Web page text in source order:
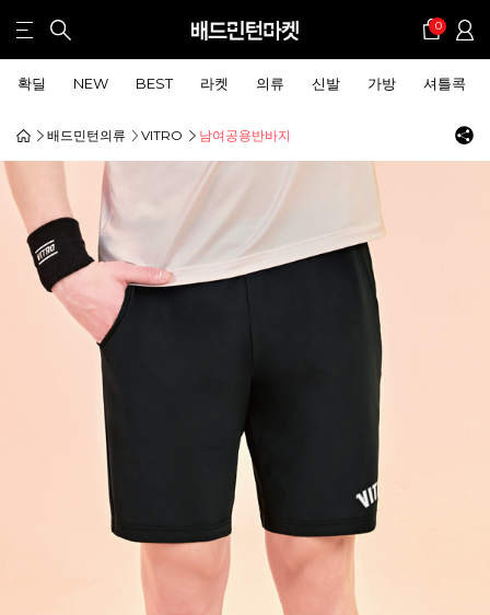
0
확딜 NEW BEST 라켓 의류 신발 가방 셔틀콕
배드민턴의류 VITRO 남여공용반바지